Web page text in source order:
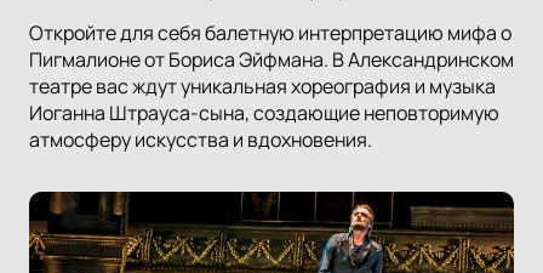
Откройте для себя балетную интерпретацию мифа о
Пигмалионе от Бориса Эйфмана. В Александринском
театре вас ждут уникальная хореография и музыка
Иоганна Штрауса-сына, создающие неповторимую
атмосферу искусства и вдохновения.